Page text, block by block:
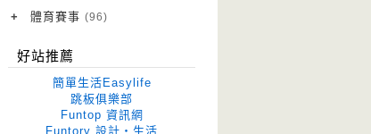
作業系統
優化軟體 (38)
光碟工具 (33)
免安裝 (641)
+ 體育賽事 (96)
好站推薦
簡單生活Easylife
跳板俱樂部
Funtop 資訊網
Funtory 設計‧生活